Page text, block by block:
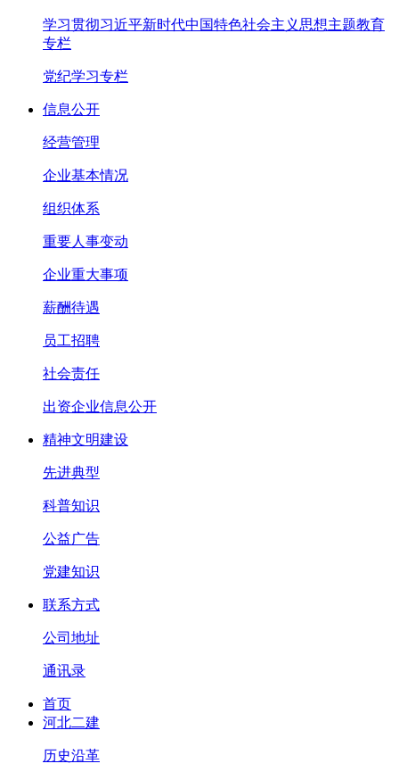
学习贯彻习近平新时代中国特色社会主义思想主题教育
专栏
党纪学习专栏
信息公开
经营管理
企业基本情况
组织体系
重要人事变动
企业重大事项
薪酬待遇
员工招聘
社会责任
出资企业信息公开
精神文明建设
先进典型
科普知识
公益广告
党建知识
联系方式
公司地址
通讯录
首页
河北二建
历史沿革